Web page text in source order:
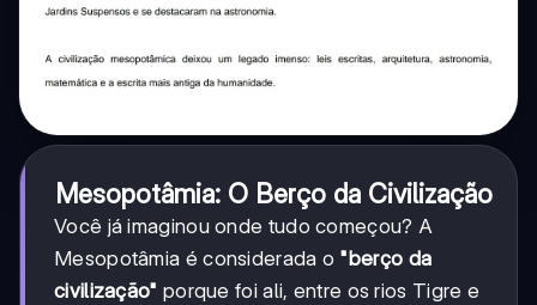
Mesopotâmia: O Berço da Civilização
Você já imaginou onde tudo começou? A
Mesopotâmia é considerada o "berço da
civilização" porque foi ali, entre os rios Tigre e